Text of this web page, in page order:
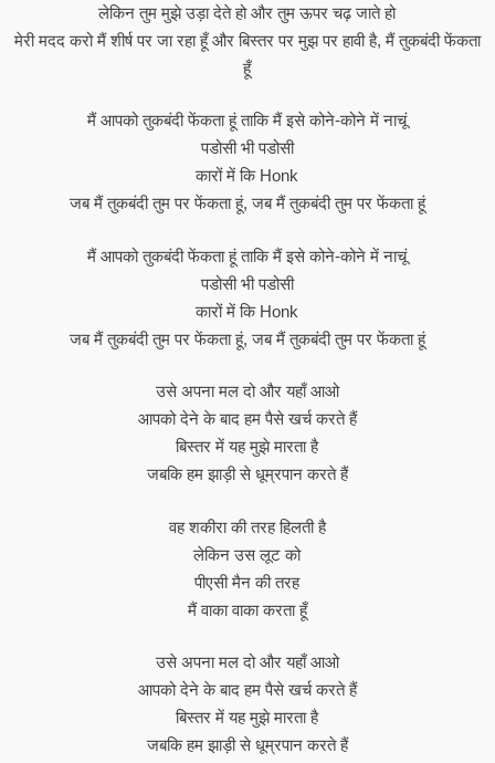
लेकिन तुम मुझे उड़ा देते हो और तुम ऊपर चढ़ जाते हो
मेरी मदद करो मैं शीर्ष पर जा रहा हूँ और बिस्तर पर मुझ पर हावी है, मैं तुकबंदी फेंकता
हूँ
मैं आपको तुकबंदी फेंकता हूं ताकि मैं इसे कोने-कोने में नाचूं
पडोसी भी पडोसी
कारों में कि Honk
जब मैं तुकबंदी तुम पर फेंकता हूं, जब मैं तुकबंदी तुम पर फेंकता हूं
मैं आपको तुकबंदी फेंकता हूं ताकि मैं इसे कोने-कोने में नाचूं
पडोसी भी पडोसी
कारों में कि Honk
जब मैं तुकबंदी तुम पर फेंकता हूं, जब मैं तुकबंदी तुम पर फेंकता हूं
उसे अपना मल दो और यहाँ आओ
आपको देने के बाद हम पैसे खर्च करते हैं
बिस्तर में यह मुझे मारता है
जबकि हम झाड़ी से धूम्रपान करते हैं
वह शकीरा की तरह हिलती है
लेकिन उस लूट को
पीएसी मैन की तरह
मैं वाका वाका करता हूँ
उसे अपना मल दो और यहाँ आओ
आपको देने के बाद हम पैसे खर्च करते हैं
बिस्तर में यह मुझे मारता है
जबकि हम झाड़ी से धूम्रपान करते हैं